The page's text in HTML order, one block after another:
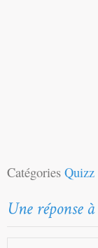
Catégories Quizz